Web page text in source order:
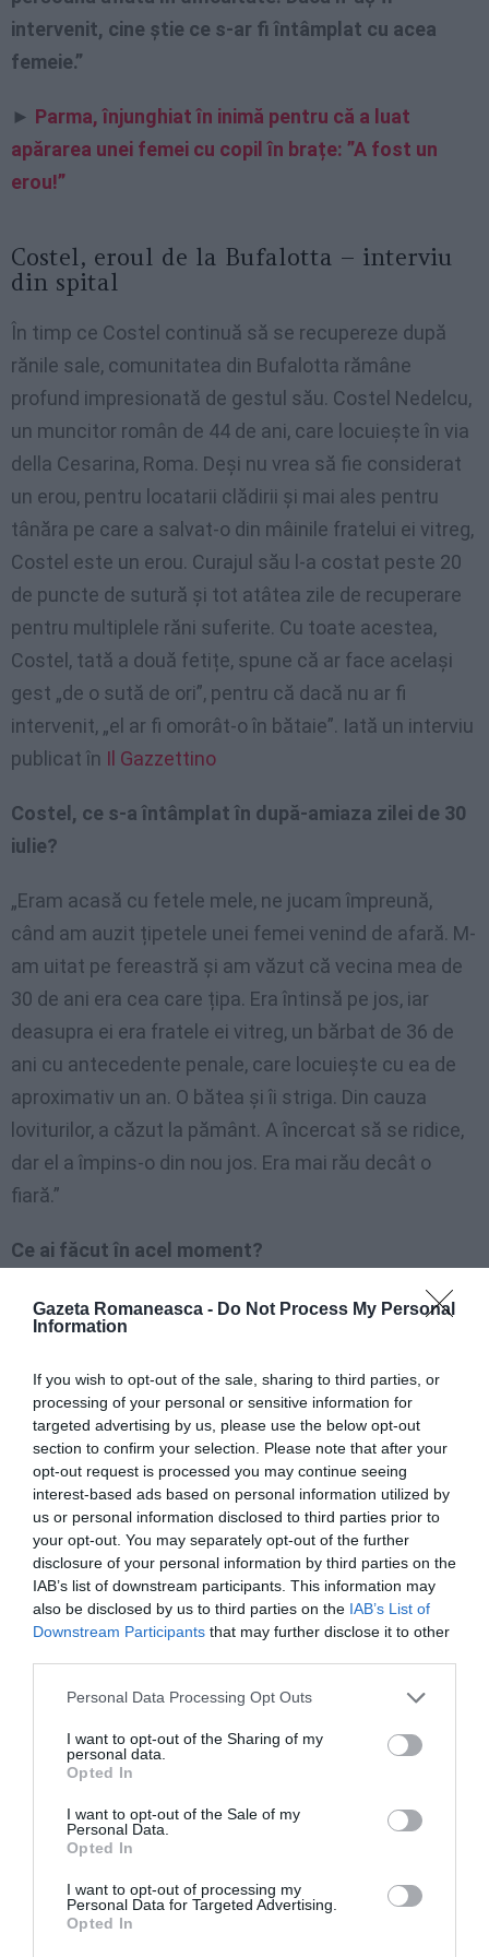
Gazeta Romaneasca - Do Not Process My Personal
Information
If you wish to opt-out of the sale, sharing to third parties, or
processing of your personal or sensitive information for
targeted advertising by us, please use the below opt-out
section to confirm your selection. Please note that after your
opt-out request is processed you may continue seeing
interest-based ads based on personal information utilized by
us or personal information disclosed to third parties prior to
your opt-out. You may separately opt-out of the further
disclosure of your personal information by third parties on the
IAB’s list of downstream participants. This information may
also be disclosed by us to third parties on the IAB’s List of
Downstream Participants that may further disclose it to other
Personal Data Processing Opt Outs
I want to opt-out of the Sharing of my
personal data.
Opted In
I want to opt-out of the Sale of my
Personal Data.
Opted In
I want to opt-out of processing my
Personal Data for Targeted Advertising.
Opted In
intervenit, cine știe ce s-ar fi întâmplat cu acea
femeie.”
► Parma, înjunghiat în inimă pentru că a luat
apărarea unei femei cu copil în brațe: ”A fost un
erou!”
Costel, eroul de la Bufalotta – interviu
din spital
În timp ce Costel continuă să se recupereze după
rănile sale, comunitatea din Bufalotta rămâne
profund impresionată de gestul său. Costel Nedelcu,
un muncitor român de 44 de ani, care locuiește în via
della Cesarina, Roma. Deși nu vrea să fie considerat
un erou, pentru locatarii clădirii și mai ales pentru
tânăra pe care a salvat-o din mâinile fratelui ei vitreg,
Costel este un erou. Curajul său l-a costat peste 20
de puncte de sutură și tot atâtea zile de recuperare
pentru multiplele răni suferite. Cu toate acestea,
Costel, tată a două fetițe, spune că ar face același
gest „de o sută de ori”, pentru că dacă nu ar fi
intervenit, „el ar fi omorât-o în bătaie”. Iată un interviu
publicat în Il Gazzettino
Costel, ce s-a întâmplat în după-amiaza zilei de 30
iulie?
„Eram acasă cu fetele mele, ne jucam împreună,
când am auzit țipetele unei femei venind de afară. M-
am uitat pe fereastră și am văzut că vecina mea de
30 de ani era cea care țipa. Era întinsă pe jos, iar
deasupra ei era fratele ei vitreg, un bărbat de 36 de
ani cu antecedente penale, care locuiește cu ea de
aproximativ un an. O bătea și îi striga. Din cauza
loviturilor, a căzut la pământ. A încercat să se ridice,
dar el a împins-o din nou jos. Era mai rău decât o
fiară.”
Ce ai făcut în acel moment?
„Le-am spus fetelor mele să se închidă în casă și m-
am repezit afară să o ajut. De îndată ce am ajuns
acolo, fratele vitreg a început să mă insulte,
spunându-mi cuvinte de neimaginat. Am încercat să-
l calmez, dar fără succes: continua să o lovească pe
fată. Îmi spunea „e sora mea și tu trebuie să-ți vezi
de treburile tale”. Eu i-am spus că este o femeie și nu
are dreptul să o atingă, dar nu a contat. Continua.”
►„Mulțumesc că mi-ai salvat mama” Erou român în
Toscana, riscându-și viața, a salvat dintr-un
Și apoi?
„În acel moment am încercat să-l opresc, ținându-i
pumn. Am încercat să-l opresc, dar el continua să mă
lovească. A scos un cuțit din buzunar și a început să
mă înjunghie. Mai întâi în braț, apoi și în gât. M-a lovit
de cel puțin zece ori.”